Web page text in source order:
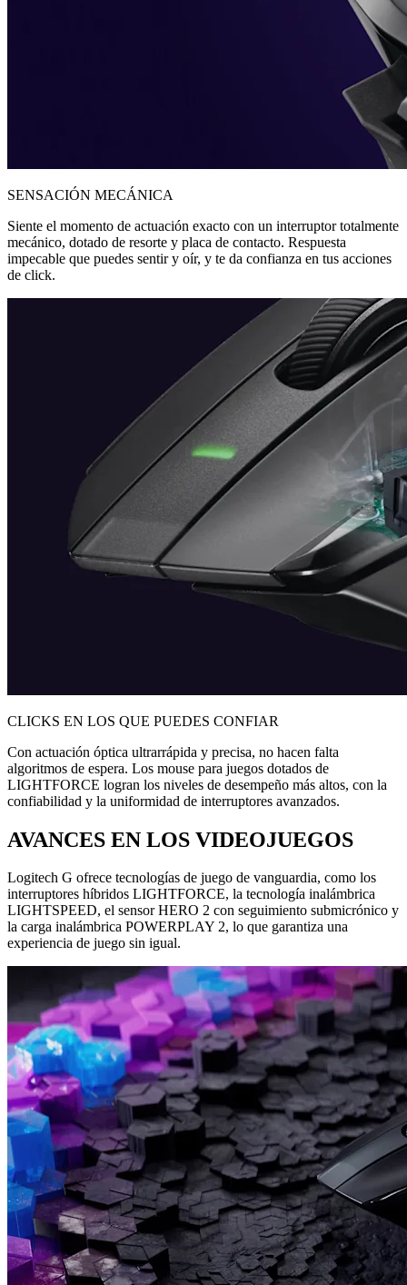
SENSACIÓN MECÁNICA
Siente el momento de actuación exacto con un interruptor totalmente
mecánico, dotado de resorte y placa de contacto. Respuesta
impecable que puedes sentir y oír, y te da confianza en tus acciones
de click.
CLICKS EN LOS QUE PUEDES CONFIAR
Con actuación óptica ultrarrápida y precisa, no hacen falta
algoritmos de espera. Los mouse para juegos dotados de
LIGHTFORCE logran los niveles de desempeño más altos, con la
confiabilidad y la uniformidad de interruptores avanzados.
AVANCES EN LOS VIDEOJUEGOS
Logitech G ofrece tecnologías de juego de vanguardia, como los
interruptores híbridos LIGHTFORCE, la tecnología inalámbrica
LIGHTSPEED, el sensor HERO 2 con seguimiento submicrónico y
la carga inalámbrica POWERPLAY 2, lo que garantiza una
experiencia de juego sin igual.